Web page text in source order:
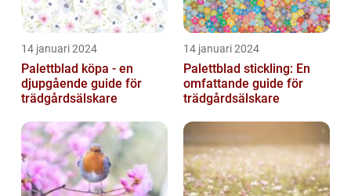
14 januari 2024
Palettblad köpa - en
djupgående guide för
trädgårdsälskare
14 januari 2024
Palettblad stickling: En
omfattande guide för
trädgårdsälskare